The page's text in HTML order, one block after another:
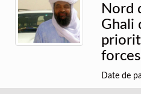
Nord
Ghali
Date de